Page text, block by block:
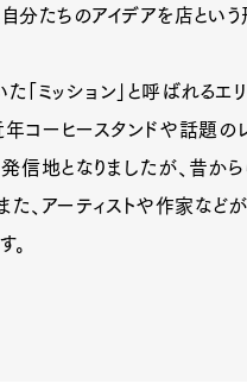
分たちのアイデアを店とい
「ミッション」と呼ばれる
年コーヒースタンドや話題
発信地となりましたが、昔
た、アーティストや作家な
。